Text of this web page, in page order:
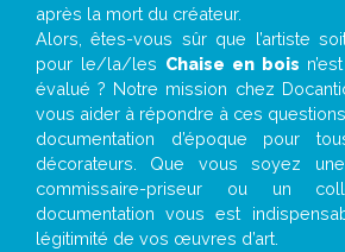
après la mort du créateur.
Alors, êtes-vous sûr que l’artiste
pour le/la/les Chaise en bois
évalué ? Notre mission chez
vous aider à répondre à ces
documentation d’époque pour
décorateurs. Que vous soyez
commissaire-priseur ou un
documentation vous est
légitimité de vos œuvres d’art.